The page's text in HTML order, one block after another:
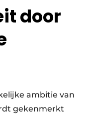
door
ambitie van
gekenmerkt